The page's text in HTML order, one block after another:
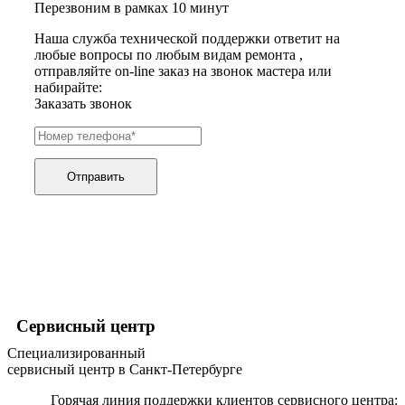
хьюмидоров
игровых приставок
игрушек
игрушек на радиоуправлении
imac
имитаторов верховой езды
инерционных массажеров
инфузионных насосов
ингаляторов
инкубаторов
инспекционных камер, видеоскопов
интерфейсных модулей
инверторов
ионизаторов
ip телефонов
Перезвоним в рамках 10 минут
Наша служба технической поддержки ответит на
любые вопросы по любым видам ремонта ,
отправляйте on-line заказ на звонок мастера или
набирайте:
Заказать звонок
Отправить
Сервисный центр
Специализированный
сервисный центр в Санкт-Петербурге
Горячая линия поддержки клиентов сервисного центра: